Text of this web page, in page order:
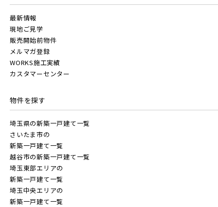
最新情報
現地ご見学
販売開始前物件
メルマガ登録
WORKS施工実績
カスタマーセンター
物件を探す
埼玉県の新築一戸建て一覧
さいたま市の
新築一戸建て一覧
越谷市の新築一戸建て一覧
埼玉東部エリアの
新築一戸建て一覧
埼玉中央エリアの
新築一戸建て一覧